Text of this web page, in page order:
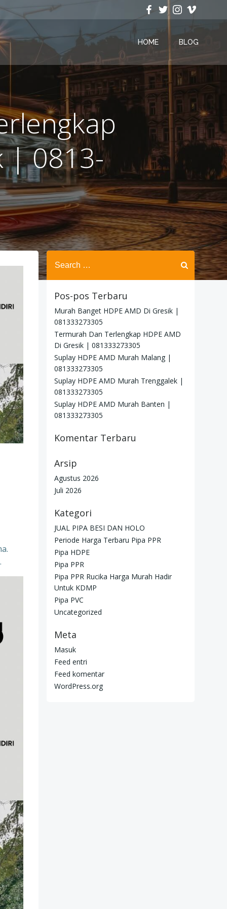
HOME BLOG
| 0813-
Search
for:
Pos-pos Terbaru
Murah Banget HDPE AMD Di Gresik |
081333273305
Termurah Dan Terlengkap HDPE AMD
Di Gresik | 081333273305
Suplay HDPE AMD Murah Malang |
081333273305
Suplay HDPE AMD Murah Trenggalek |
081333273305
Suplay HDPE AMD Murah Banten |
081333273305
Komentar Terbaru
Arsip
Agustus 2026
Juli 2026
Kategori
JUAL PIPA BESI DAN HOLO
Periode Harga Terbaru Pipa PPR
Pipa HDPE
Pipa PPR
Pipa PPR Rucika Harga Murah Hadir
Untuk KDMP
Pipa PVC
Uncategorized
Meta
Masuk
Feed entri
Feed komentar
WordPress.org